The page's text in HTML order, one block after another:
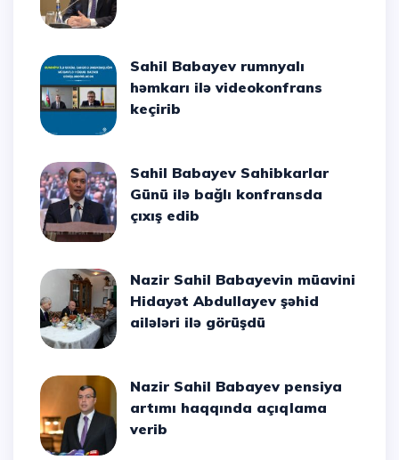
Sahil Babayev rumnyalı
həmkarı ilə videokonfrans
keçirib
Sahil Babayev Sahibkarlar
Günü ilə bağlı konfransda
çıxış edib
Nazir Sahil Babayevin müavini
Hidayət Abdullayev şəhid
ailələri ilə görüşdü
Nazir Sahil Babayev pensiya
artımı haqqında açıqlama
verib